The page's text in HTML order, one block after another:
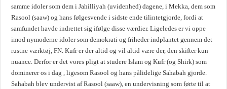
samme idoler som dem i Jahilliyah (uvidenhed) dagene, i Mekka, dem som
Rasool (saaw) og hans følgesvende i sidste ende tilintetgjorde, fordi at
samfundet havde indrettet sig ifølge disse værdier. Ligeledes er vi oppe
imod nymoderne idoler som demokrati og friheder indplantet gennem det
rustne værktøj, FN. Kufr er der altid og vil altid være der, den skifter kun
nuance. Derfor er det vores pligt at studere Islam og Kufr (og Shirk) som
dominerer os i dag , ligesom Rasool og hans pålidelige Sahabah gjorde.
Sahabah blev undervist af Rasool (saaw), en undervisning som førte til at